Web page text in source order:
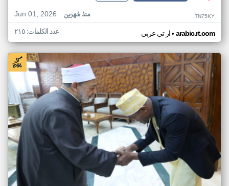
Jun 01, 2026
منذ شهرين TN75KY
ار تي عربي• arabic.rt.com عدد الكلمات: ٢١٥